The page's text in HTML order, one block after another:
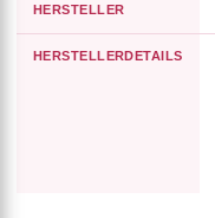
HERSTELLER
HERSTELLERDETAILS